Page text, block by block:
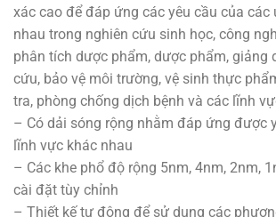
xác cao để đáp ứng các yêu cầu của các
nhau trong nghiên cứu sinh học, công
phân tích dược phẩm, dược phẩm, giảng
cứu, bảo vệ môi trường, vệ sinh thực
tra, phòng chống dịch bệnh và các lĩnh
– Có dải sóng rộng nhằm đáp ứng được
lĩnh vực khác nhau
– Các khe phổ độ rộng 5nm, 4nm, 2nm,
cài đặt tùy chỉnh
– Thiết kế tự động để sử dụng các